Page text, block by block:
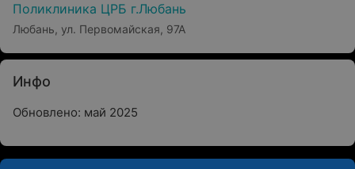
Поликлиника ЦРБ г.Любань
Любань, ул. Первомайская, 97А
Инфо
Обновлено: май 2025